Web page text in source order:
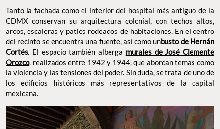
Tanto la fachada como el interior del hospital más antiguo de la
CDMX conservan su arquitectura colonial, con techos altos,
arcos, escaleras y patios rodeados de habitaciones. En el centro
del recinto se encuentra una fuente, así como unbusto de Hernán
Cortés. El espacio también alberga murales de José Clemente
Orozco, realizados entre 1942 y 1944, que abordan temas como
la violencia y las tensiones del poder. Sin duda, se trata de uno de
los edificios históricos más representativos de la capital
mexicana.